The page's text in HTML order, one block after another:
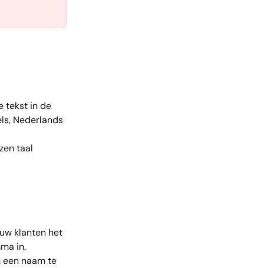
tekst in de
Nederlands
taal
klanten het
in.
naam te